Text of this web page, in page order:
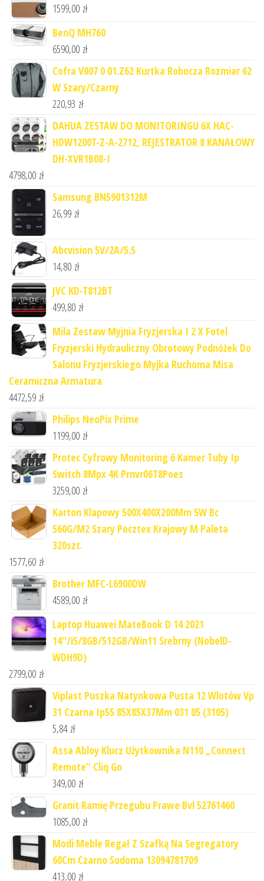
1599,00 zł
BenQ MH760
6590,00 zł
Cofra V007 0 01.Z62 Kurtka Robocza Rozmiar 62
W Szary/Czarny
220,93 zł
DAHUA ZESTAW DO MONITORINGU 6X HAC-
HDW1200T-Z-A-2712, REJESTRATOR 8 KANAŁOWY
DH-XVR1B08-I
4798,00 zł
Samsung BN5901312M
26,99 zł
Abcvision 5V/2A/5.5
14,80 zł
JVC KD-T812BT
499,80 zł
Mila Zestaw Myjnia Fryzjerska I 2 X Fotel
Fryzjerski Hydrauliczny Obrotowy Podnóżek Do
Salonu Fryzjerskiego Myjka Ruchoma Misa
Ceramiczna Armatura
4472,59 zł
Philips NeoPix Prime
1199,00 zł
Protec Cyfrowy Monitoring 6 Kamer Tuby Ip
Switch 8Mpx 4K Prnvr06T8Poes
3259,00 zł
Karton Klapowy 500X400X200Mm 5W Bc
560G/M2 Szary Pocztex Krajowy M Paleta
320szt.
1577,60 zł
Brother MFC-L6900DW
4589,00 zł
Laptop Huawei MateBook D 14 2021
14"/i5/8GB/512GB/Win11 Srebrny (NobelD-
WDH9D)
2799,00 zł
Viplast Puszka Natynkowa Pusta 12 Wlotów Vp
31 Czarna Ip55 85X85X37Mm 031 05 (3105)
5,84 zł
Assa Abloy Klucz Użytkownika N110 „Connect
Remote” Cliq Go
349,00 zł
Granit Ramię Przegubu Prawe Bvl 52761460
1085,00 zł
Modi Meble Regał Z Szafką Na Segregatory
60Cm Czarno Sodoma 13094781709
413,00 zł